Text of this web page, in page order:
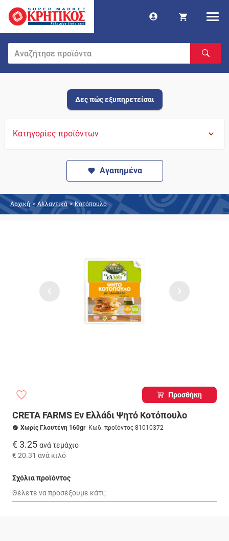
Δες πώς εξυπηρετείσαι
Κατηγορίες προϊόντων
Αγαπημένα
Αρχική > Αλλαντικά > Κοτόπουλο
Προσθήκη
CRETA FARMS Εν Ελλάδι Ψητό Κοτόπουλο
Χωρίς Γλουτένη 160gr- Κωδ. προϊόντος 81010372
€ 3.25 ανά τεμάχιο
€ 20.31 ανά κιλό
Σχόλια προϊόντος